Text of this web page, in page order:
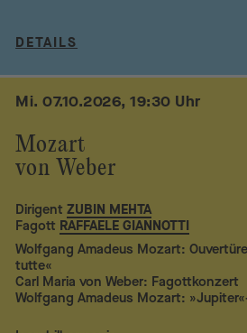
DETAILS
Mozart
von Weber
Mi. 07.10.2026, 19:30 Uhr
Dirigent ZUBIN MEHTA
Fagott RAFFAELE GIANNOTTI
Wolfgang Amadeus Mozart:
tutte«
Carl Maria von Weber: Fagottkonzert
Wolfgang Amadeus Mozart: